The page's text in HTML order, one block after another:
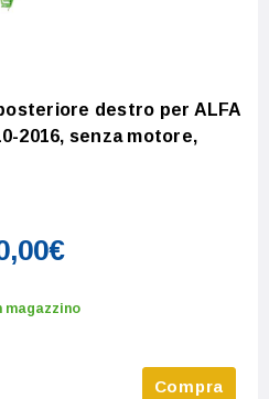
destro per ALFA
2016, senza motore,
magazzino
Compra